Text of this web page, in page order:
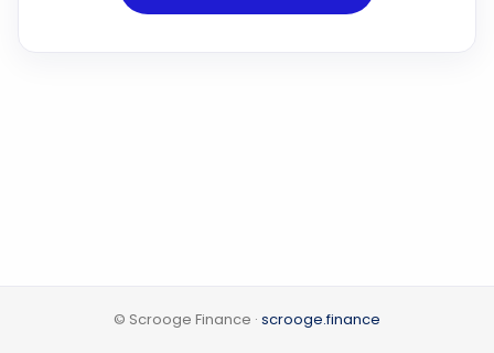
© Scrooge Finance · scrooge.finance